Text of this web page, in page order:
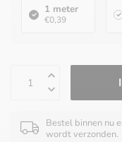
1 meter
€0,39
Bestel binnen nu
wordt verzonden.